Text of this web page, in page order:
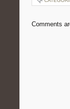
Comments